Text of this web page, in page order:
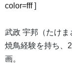
color=fff]
武政 宇邦（たけ
焼鳥経験を持ち、
画。